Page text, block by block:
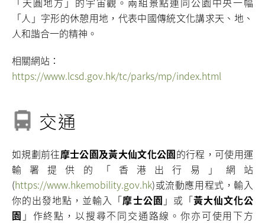
「人」字形的休憩用地，代表中國傳統文化講求天、地、
人和諧合一的精神。
相關網站：
https://www.lcsd.gov.hk/tc/parks/mp/index.html
交通
如規劃前往摩士公園及黃大仙文化公園的行程，可使用運
輸署提供的「香港出行易」網站
(https://www.hkemobility.gov.hk)或流動應用程式，輸入
你的出發地點，並輸入「摩士公園 」或「黃大仙文化公
園 」作終點，以搜尋不同交通路線。你亦可使用下方